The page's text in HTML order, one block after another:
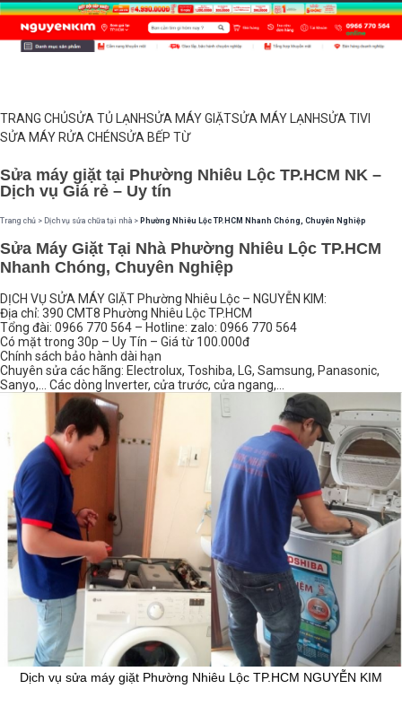
TRANG CHỦSỬA TỦ LẠNHSỬA MÁY GIẶTSỬA MÁY LẠNHSỬA TIVI
SỬA MÁY RỬA CHÉNSỬA BẾP TỪ
Sửa máy giặt tại Phường Nhiêu Lộc TP.HCM NK –
Dịch vụ Giá rẻ – Uy tín
Trang chủ > Dịch vụ sửa chữa tại nhà > Phường Nhiêu Lộc TP.HCM Nhanh Chóng, Chuyên Nghiệp
Sửa Máy Giặt Tại Nhà Phường Nhiêu Lộc TP.HCM
Nhanh Chóng, Chuyên Nghiệp
DỊCH VỤ SỬA MÁY GIẶT Phường Nhiêu Lộc – NGUYỄN KIM:
Địa chỉ: 390 CMT8 Phường Nhiêu Lộc TP.HCM
Tổng đài: 0966 770 564 – Hotline: zalo: 0966 770 564
Có mặt trong 30p – Uy Tín – Giá từ 100.000đ
Chính sách bảo hành dài hạn
Chuyên sửa các hãng: Electrolux, Toshiba, LG, Samsung, Panasonic,
Sanyo,… Các dòng Inverter, cửa trước, cửa ngang,…
Dịch vụ sửa máy giặt Phường Nhiêu Lộc TP.HCM NGUYỄN KIM